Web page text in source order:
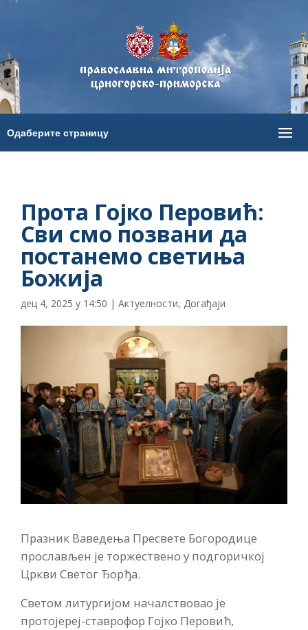
Прота Гојко Перовић:
Сви смо позвани да
постанемо светиња
Божија
дец 4, 2025 у 14:50 | Актуелности, Догађаји
Празник Ваведења Пресвете Богородице
прослављен је торжествено у подгоричкој
Цркви Светог Ђорђа.
Светом литургијом началствовао је
протојереј-ставрофор Гојко Перовић,